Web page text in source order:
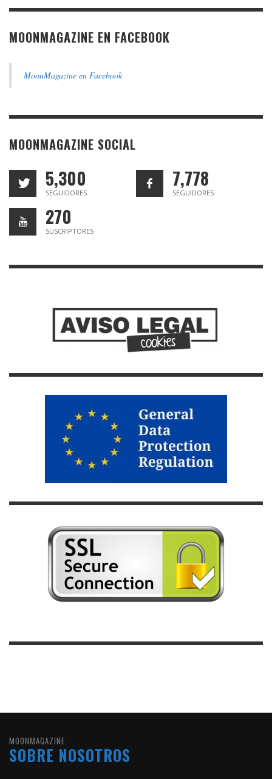
MOONMAGAZINE EN FACEBOOK
MoonMagazine en Facebook
MOONMAGAZINE SOCIAL
5,300
SEGUIDORES
7,778
SEGUIDORES
270
SUSCRIPTORES
MOONMAGAZINE
SOBRE NOSOTROS